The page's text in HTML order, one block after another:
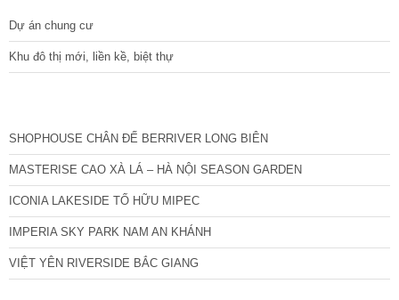
Dự án chung cư
Khu đô thị mới, liền kề, biệt thự
SHOPHOUSE CHÂN ĐẾ BERRIVER LONG BIÊN
MASTERISE CAO XÀ LÁ – HÀ NỘI SEASON GARDEN
ICONIA LAKESIDE TỐ HỮU MIPEC
IMPERIA SKY PARK NAM AN KHÁNH
VIỆT YÊN RIVERSIDE BẮC GIANG